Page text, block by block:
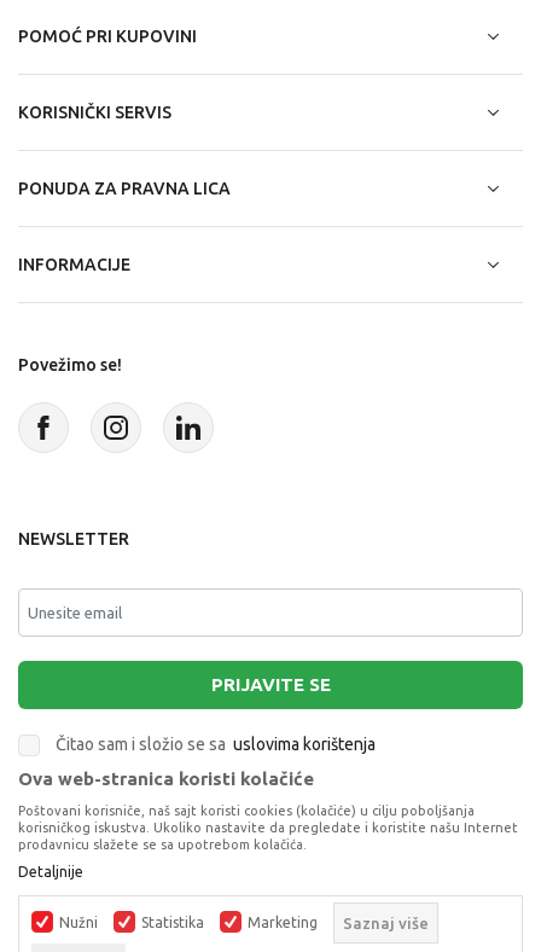
CERDA PERNICA PRAZNA BARBIE
PRAZNE PERNICE
POMOĆ PRI KUPOVINI
KORISNIČKI SERVIS
PONUDA ZA PRAVNA LICA
INFORMACIJE
Povežimo se!
NEWSLETTER
PRIJAVITE SE
Čitao sam i složio se sa uslovima korištenja
Terms of Service
apply.
Ova web-stranica koristi kolačiće
Poštovani korisniče, naš sajt koristi cookies (kolačiće) u cilju poboljšanja
korisničkog iskustva. Ukoliko nastavite da pregledate i koristite našu Internet
prodavnicu slažete se sa upotrebom kolačića.
Detaljnije
Nužni Statistika Marketing Saznaj više